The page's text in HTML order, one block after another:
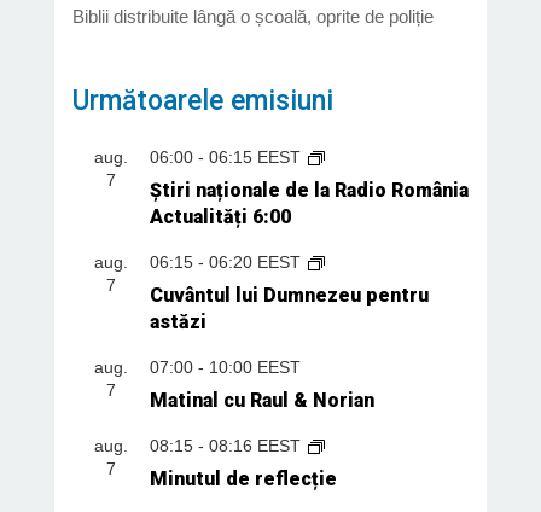
Biblii distribuite lângă o școală, oprite de poliție
Următoarele emisiuni
aug.
7
06:00- 06:15 EEST
Știri naționale de la Radio România
Actualități 6:00
aug.
7
06:15- 06:20 EEST
Cuvântul lui Dumnezeu pentru
astăzi
aug.
7
07:00- 10:00 EEST
Matinal cu Raul & Norian
aug.
7
08:15- 08:16 EEST
Minutul de reflecție